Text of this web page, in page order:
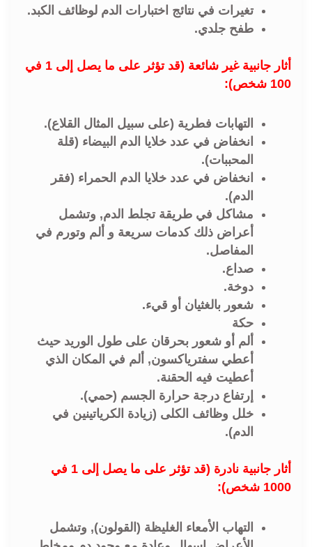
تغيرات في نتائج اختبارات الدم لوظائف الكبد.
طفح جلدي.
أثار جانبية غير شائعة (قد تؤثر على ما يصل إلى 1 في
100 شخص):
التهابات فطرية (على سبيل المثال القلاع).
انخفاض في عدد خلايا الدم البيضاء (قلة
المحببات).
انخفاض في عدد خلايا الدم الحمراء (فقر
الدم).
مشاكل في طريقة تجلط الدم, وتشمل
أعراض ذلك كدمات سريعة و ألم وتورم في
المفاصل.
صداع.
دوخة.
شعور بالغثيان أو قيء.
حكة
ألم أو شعور بحرقان على طول الوريد حيث
أعطي سفترياكسون, ألم في المكان الذي
أعطيت فيه الحقنة.
إرتفاع درجة حرارة الجسم (حمي).
خلل وظائف الكلى (زيادة الكرياتينين في
الدم).
أثار جانبية نادرة (قد تؤثر على ما يصل إلى 1 في
1000 شخص):
التهاب الأمعاء الغليظة (القولون), وتشمل